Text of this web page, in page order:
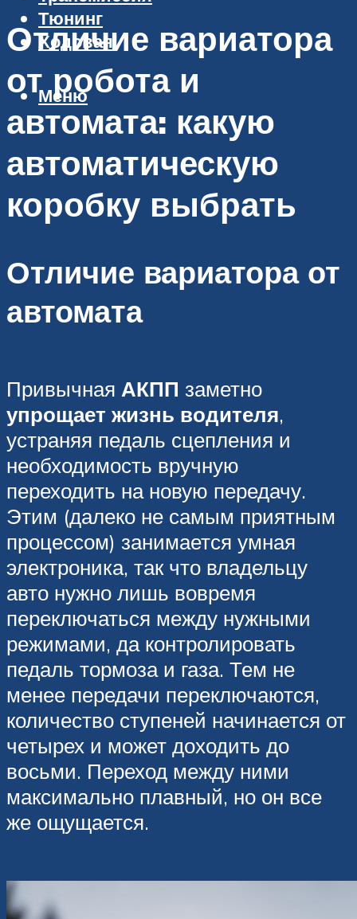
Тюнинг
Ходовая
Меню
Отличие вариатора
от робота и
автомата: какую
автоматическую
коробку выбрать
Отличие вариатора от
автомата
Привычная АКПП заметно
упрощает жизнь водителя,
устраняя педаль сцепления и
необходимость вручную
переходить на новую передачу.
Этим (далеко не самым приятным
процессом) занимается умная
электроника, так что владельцу
авто нужно лишь вовремя
переключаться между нужными
режимами, да контролировать
педаль тормоза и газа. Тем не
менее передачи переключаются,
количество ступеней начинается от
четырех и может доходить до
восьми. Переход между ними
максимально плавный, но он все
же ощущается.